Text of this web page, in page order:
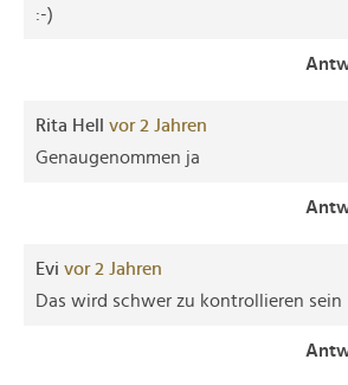
:-)
Rita Hell
vor 2 Jahren
Genaugenommen ja
Evi vor 2 Jahren
Das wird schwer zu kontrollieren sein